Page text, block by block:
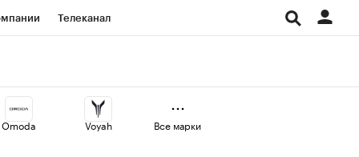
Телеканал
Проверка контрагентов
Omoda Voyah Все марки